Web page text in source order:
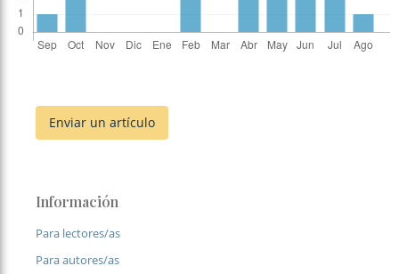
Enviar un artículo
Información
Para lectores/as
Para autores/as